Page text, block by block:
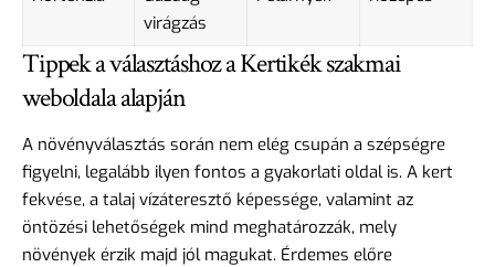
virágzás
Tippek a választáshoz a Kertikék szakmai
weboldala alapján
A növényválasztás során nem elég csupán a szépségre
figyelni, legalább ilyen fontos a gyakorlati oldal is. A kert
fekvése, a talaj vízáteresztő képessége, valamint az
öntözési lehetőségek mind meghatározzák, mely
növények érzik majd jól magukat. Érdemes előre